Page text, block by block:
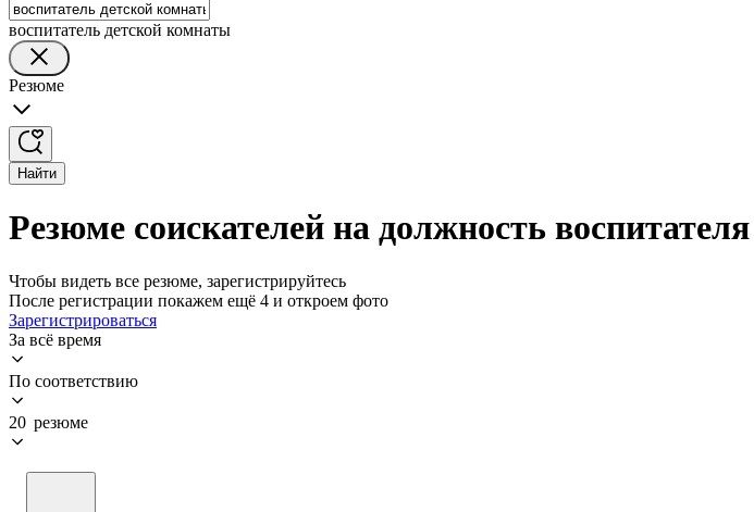
воспитатель детской комнаты
Резюме
Найти
Резюме соискателей на должность
Чтобы видеть все резюме, зарегистрируйтесь
После регистрации покажем ещё 4 и откроем фото
Зарегистрироваться
За всё время
По соответствию
20 резюме